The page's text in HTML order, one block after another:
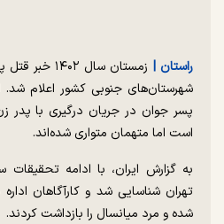
راستان |
زمستان سال
شهرستان‌های جنوبی کشور اعلام شد.
پسر جوان در جریان درگیری با پدر
است اما متهمان متواری شده‌اند.
به گزارش ایران، با ادامه تحقیقات
تهران شناسایی شد و کارآگاهان
شده و مرد میانسال را بازداشت کردند.